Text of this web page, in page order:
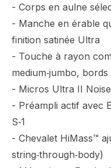
- Corps en aulne
- Manche en érable
finition satinée Ultra
- Touche à rayon
medium‑jumbo,
- Micros Ultra II
- Préampli actif avec
S‑1
- Chevalet HiMass™
string‑through‑body)